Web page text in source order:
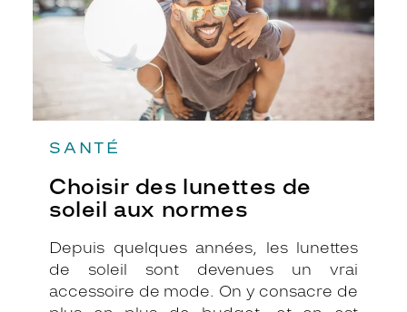
SANTÉ
Choisir des lunettes de
soleil aux normes
Depuis quelques années, les lunettes
de soleil sont devenues un vrai
accessoire de mode. On y consacre de